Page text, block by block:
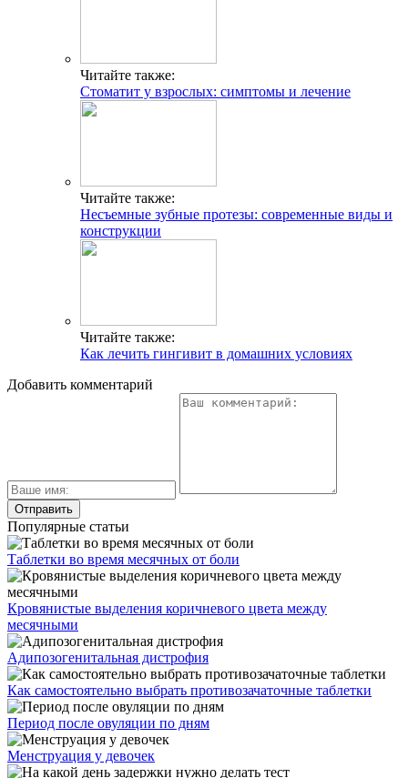
Читайте также:
Стоматит у взрослых: симптомы и лечение
Читайте также:
Несъемные зубные протезы: современные виды и
конструкции
Читайте также:
Как лечить гингивит в домашних условиях
Добавить комментарий
Популярные статьи
Таблетки во время месячных от боли
Кровянистые выделения коричневого цвета между
месячными
Адипозогенитальная дистрофия
Как самостоятельно выбрать противозачаточные таблетки
Период после овуляции по дням
Менструация у девочек